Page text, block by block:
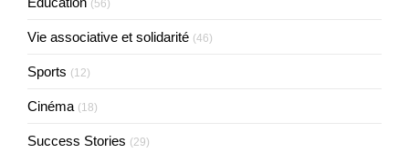
(56)
Vie associative et solidarité (46)
Sports (12)
Cinéma (18)
Success Stories (29)